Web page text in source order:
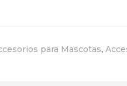
para Mascotas,